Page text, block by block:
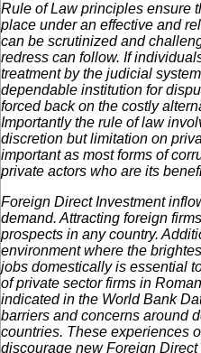
Rule of Law principles ensure
place under an effective and
can be scrutinized and
redress can follow. If
treatment by the judicial
dependable institution for
forced back on the costly
Importantly the rule of law
discretion but limitation on
important as most forms of
private actors who are its
Foreign Direct Investment
demand. Attracting foreign
prospects in any country.
environment where the
jobs domestically is essential
of private sector firms in
indicated in the World Bank
barriers and concerns around
countries. These experiences
discourage new Foreign